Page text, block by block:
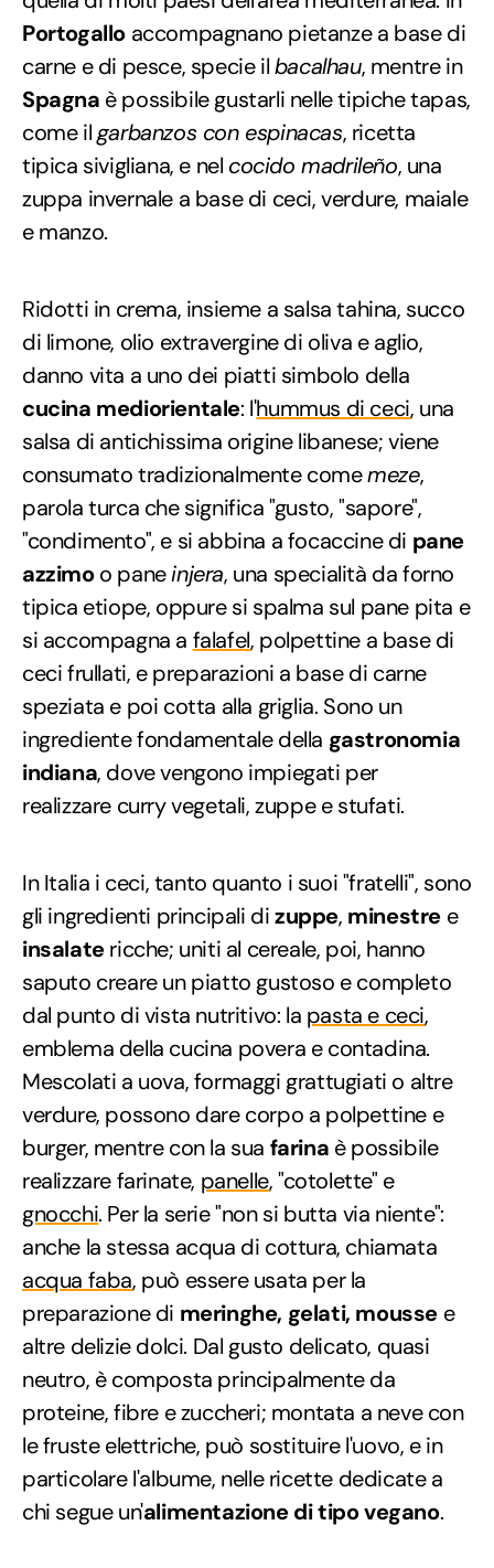
Portogallo accompagnano pietanze a base di
carne e di pesce, specie ilbacalhau, mentre in
Spagna è possibile gustarli nelle tipiche tapas,
come ilgarbanzos con espinacas, ricetta
tipica sivigliana, e nel cocido madrileño, una
zuppa invernale a base di ceci, verdure, maiale
e manzo.
Ridotti in crema, insieme a salsa tahina, succo
di limone, olio extravergine di oliva e aglio,
danno vita a uno dei piatti simbolo della
cucina mediorientale: l'hummus di ceci, una
salsa di antichissima origine libanese; viene
consumato tradizionalmente comemeze,
parola turca che significa "gusto, "sapore",
"condimento", e si abbina a focaccine di pane
azzimoo paneinjera, una specialità da forno
tipica etiope, oppure si spalma sul pane pita e
si accompagna a falafel, polpettine a base di
ceci frullati, e preparazioni a base di carne
speziata e poi cotta alla griglia. Sono un
ingrediente fondamentale della gastronomia
indiana, dove vengono impiegati per
realizzare curry vegetali, zuppe e stufati.
In Italia i ceci, tanto quanto i suoi "fratelli", sono
gli ingredienti principali dizuppe, minestre e
insalatericche; uniti al cereale, poi, hanno
saputo creare un piatto gustoso e completo
dal punto di vista nutritivo: la pasta e ceci,
emblema della cucina povera e contadina.
Mescolati a uova, formaggi grattugiati o altre
verdure, possono dare corpo a polpettine e
burger, mentre con la sua farina è possibile
realizzare farinate, panelle, "cotolette" e
gnocchi. Per la serie "non si butta via niente":
anche la stessa acqua di cottura, chiamata
acqua faba, può essere usata per la
preparazione di meringhe, gelati, mousse e
altre delizie dolci. Dal gusto delicato, quasi
neutro, è composta principalmente da
proteine, fibre e zuccheri; montata a neve con
le fruste elettriche, può sostituire l'uovo, e in
particolare l'albume, nelle ricette dedicate a
chi segue un'alimentazione di tipo vegano.